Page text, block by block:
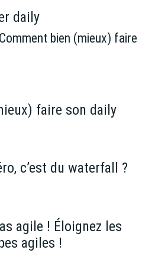
daily
bien (mieux) faire
faire son daily
c’est du waterfall ?
agile ! Éloignez les
agiles !